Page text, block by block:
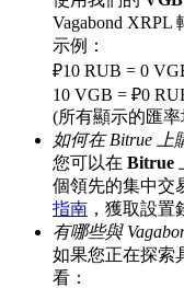
BTC 專享獎勵
充值並交易BTC
充值CASHCAT
瓜分 500000
Vagabond XRPL
示例：
₽10 RUB = 0
10 VGB = ₽0
(所有顯示的匯
如何在 Bitrue 上
您可以在 Bitrue
個領先的集中交
指南 ，獲取設置
有哪些與
如果您正在探索
看：